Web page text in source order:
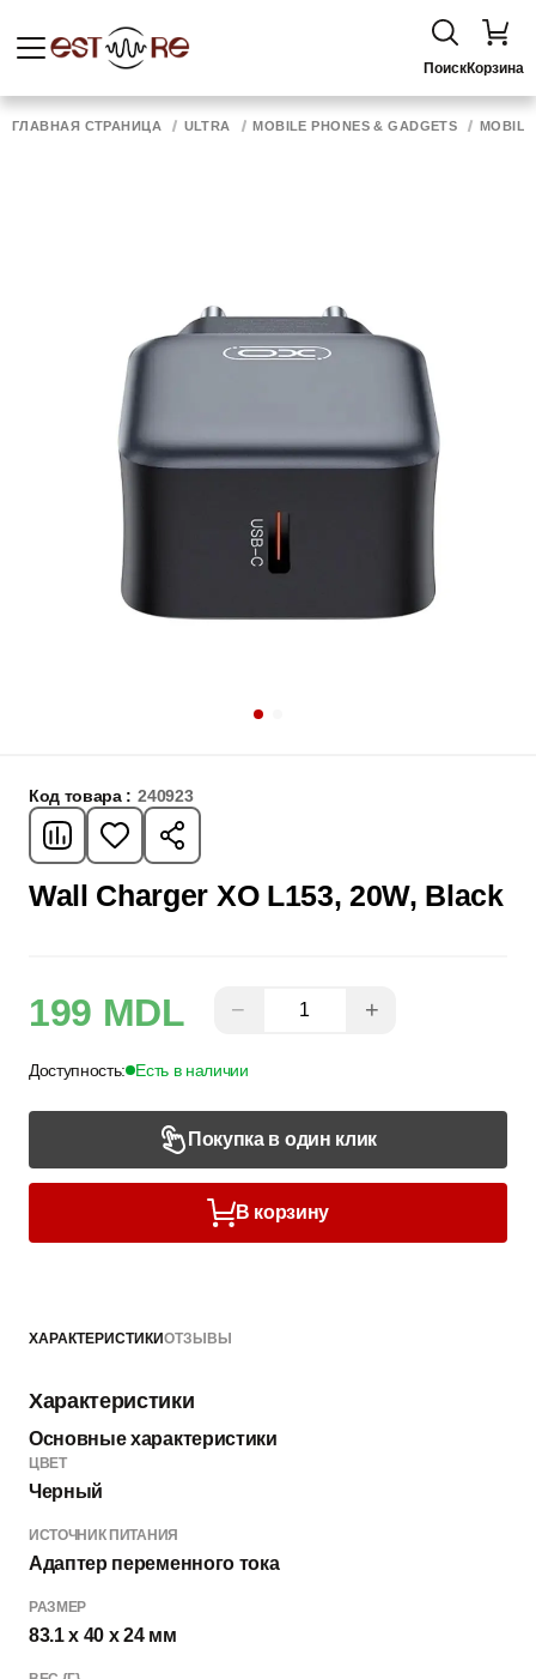
ПоискКорзина
ГЛАВНАЯ СТРАНИЦА ULTRA MOBILE PHONES & GADGETS MOBILE
Код товара : 240923
Wall Charger XO L153, 20W, Black
199 MDL − +
Доступность: Есть в наличии
Покупка в один клик
В корзину
ХАРАКТЕРИСТИКИОТЗЫВЫ
Характеристики
Основные характеристики
ЦВЕТ
Черный
ИСТОЧНИК ПИТАНИЯ
Адаптер переменного тока
РАЗМЕР
83.1 x 40 x 24 мм